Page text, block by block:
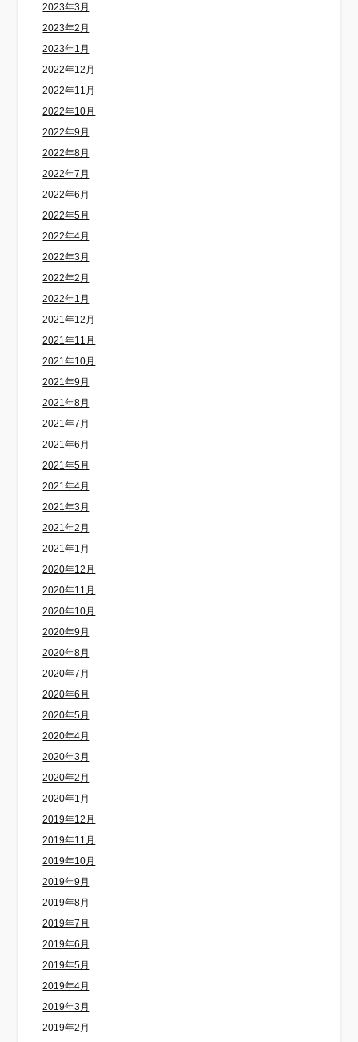
2023年3月
2023年2月
2023年1月
2022年12月
2022年11月
2022年10月
2022年9月
2022年8月
2022年7月
2022年6月
2022年5月
2022年4月
2022年3月
2022年2月
2022年1月
2021年12月
2021年11月
2021年10月
2021年9月
2021年8月
2021年7月
2021年6月
2021年5月
2021年4月
2021年3月
2021年2月
2021年1月
2020年12月
2020年11月
2020年10月
2020年9月
2020年8月
2020年7月
2020年6月
2020年5月
2020年4月
2020年3月
2020年2月
2020年1月
2019年12月
2019年11月
2019年10月
2019年9月
2019年8月
2019年7月
2019年6月
2019年5月
2019年4月
2019年3月
2019年2月